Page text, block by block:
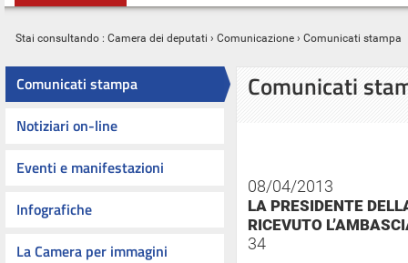
Stai consultando : Camera dei deputati › Comunicazione › Comunicati stampa
Comunicati stampa
Notiziari on-line
Eventi e manifestazioni
Infografiche
La Camera per immagini
Comunicati
08/04/2013
LA PRESIDENTE
RICEVUTO
34